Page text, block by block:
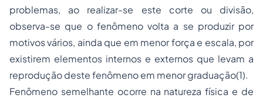
problemas, ao realizar-se este corte ou divisão,
observa-se que o fenômeno volta a se produzir por
motivos vários, ainda que em menor força e escala, por
existirem elementos internos e externos que levam a
reprodução deste fenômeno em menor graduação(1).
Fenômeno semelhante ocorre na natureza física e de